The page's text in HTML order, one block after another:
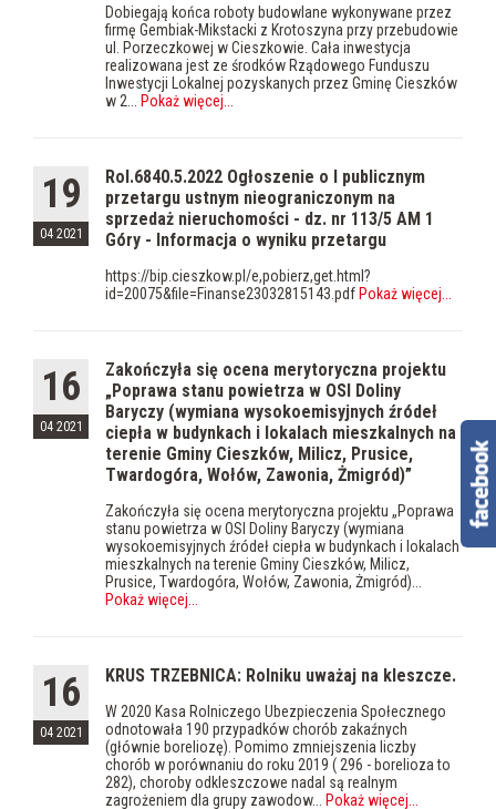
Dobiegają końca roboty budowlane wykonywane przez
firmę Gembiak-Mikstacki z Krotoszyna przy przebudowie
ul. Porzeczkowej w Cieszkowie. Cała inwestycja
realizowana jest ze środków Rządowego Funduszu
Inwestycji Lokalnej pozyskanych przez Gminę Cieszków
w 2...
Pokaż więcej
19
04 2021
Rol.6840.5.2022 Ogłoszenie o I publicznym
przetargu ustnym nieograniczonym na
sprzedaż nieruchomości - dz. nr 113/5 AM 1
Góry - Informacja o wyniku przetargu
https://bip.cieszkow.pl/e,pobierz,get.html?
id=20075&file=Finanse23032815143.pdf Pokaż więcej
16
04 2021
Zakończyła się ocena merytoryczna projektu
„Poprawa stanu powietrza w OSI Doliny
Baryczy (wymiana wysokoemisyjnych źródeł
ciepła w budynkach i lokalach mieszkalnych na
terenie Gminy Cieszków, Milicz, Prusice,
Twardogóra, Wołów, Zawonia, Żmigród)”
Zakończyła się ocena merytoryczna projektu „Poprawa
stanu powietrza w OSI Doliny Baryczy (wymiana
wysokoemisyjnych źródeł ciepła w budynkach i lokalach
mieszkalnych na terenie Gminy Cieszków, Milicz,
Prusice, Twardogóra, Wołów, Zawonia, Żmigród)...
Pokaż więcej
16
04 2021
KRUS TRZEBNICA: Rolniku uważaj na kleszcze.
W 2020 Kasa Rolniczego Ubezpieczenia Społecznego
odnotowała 190 przypadków chorób zakaźnych
(głównie boreliozę). Pomimo zmniejszenia liczby
chorób w porównaniu do roku 2019 ( 296 - borelioza to
282), choroby odkleszczowe nadal są realnym
zagrożeniem dla grupy zawodow...
Pokaż więcej